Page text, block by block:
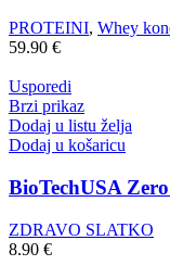
PROTEINI, Whey
59.90 €
Usporedi
Brzi prikaz
Dodaj u listu želja
Dodaj u košaricu
BioTechUSA
ZDRAVO SLATKO
8.90 €